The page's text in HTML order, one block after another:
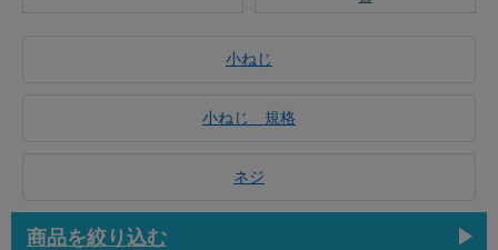
小ねじ
小ねじ 規格
ネジ
商品を絞り込む